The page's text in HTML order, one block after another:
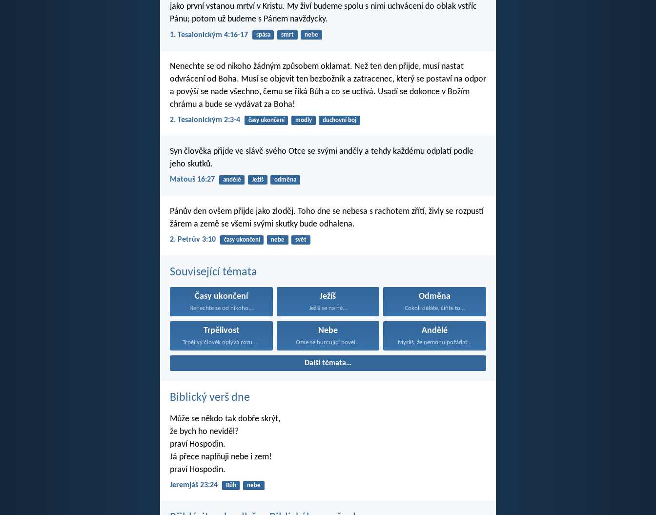
jako první vstanou mrtví v Kristu. My živí budeme spolu s nimi uchváceni do oblak vstříc
Pánu; potom už budeme s Pánem navždycky.
1. Tesalonickým 4:16-17 spása smrt nebe
Nenechte se od nikoho žádným způsobem oklamat. Než ten den přijde, musí nastat
odvrácení od Boha. Musí se objevit ten bezbožník a zatracenec, který se postaví na odpor
a povýší se nade všechno, čemu se říká Bůh a co se uctívá. Usadí se dokonce v Božím
chrámu a bude se vydávat za Boha!
2. Tesalonickým 2:3-4 časy ukončení modly duchovní boj
Syn člověka přijde ve slávě svého Otce se svými anděly a tehdy každému odplatí podle
jeho skutků.
Matouš 16:27 andělé Ježíš odměna
Pánův den ovšem přijde jako zloděj. Toho dne se nebesa s rachotem zřítí, živly se rozpustí
žárem a země se všemi svými skutky bude odhalena.
2. Petrův 3:10 časy ukončení nebe svět
Související témata
Časy ukončení
Nenechte se od nikoho...
Ježíš
Ježíš se na ně...
Odměna
Cokoli děláte, čiňte to...
Trpělivost
Trpělivý člověk oplývá rozumností...
Nebe
Ozve se burcující povel...
Andělé
Myslíš, že nemohu požádat...
Další témata…
Biblický verš dne
Může se někdo tak dobře skrýt,
že bych ho neviděl?
praví Hospodin.
Já přece naplňuji nebe i zem!
praví Hospodin.
Jeremjáš 23:24 Bůh nebe